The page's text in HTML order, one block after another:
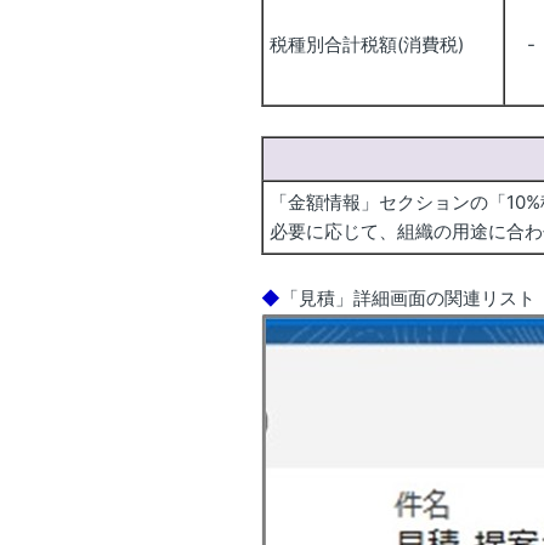
税種別合計税額(消費税) -
「金額情報」セクションの「
必要に応じて、組織の用途に合
◆ 「見積」詳細画面の関連リス